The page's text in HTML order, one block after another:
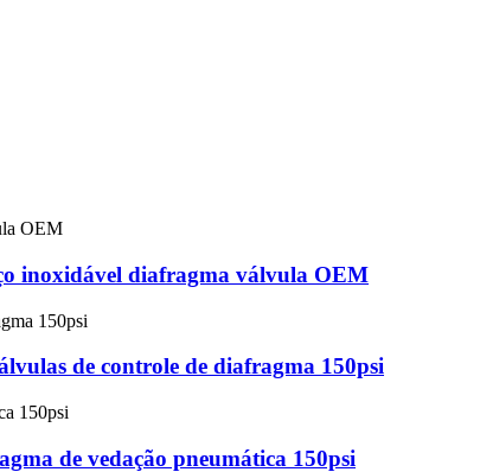
inoxidável diafragma válvula OEM
de controle de diafragma 150psi
de vedação pneumática 150psi